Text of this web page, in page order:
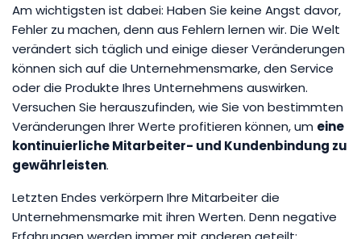
Am wichtigsten ist dabei: Haben Sie keine Angst davor,
Fehler zu machen, denn aus Fehlern lernen wir. Die Welt
verändert sich täglich und einige dieser Veränderungen
können sich auf die Unternehmensmarke, den Service
oder die Produkte Ihres Unternehmens auswirken.
Versuchen Sie herauszufinden, wie Sie von bestimmten
Veränderungen Ihrer Werte profitieren können, um eine
kontinuierliche Mitarbeiter- und Kundenbindung zu
gewährleisten.
Letzten Endes verkörpern Ihre Mitarbeiter die
Unternehmensmarke mit ihren Werten. Denn negative